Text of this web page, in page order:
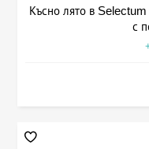
Късно лято в
с